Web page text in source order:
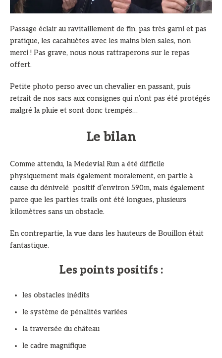
Passage éclair au ravitaillement de fin, pas très garni et pas
pratique, les cacahuètes avec les mains bien sales, non
merci ! Pas grave, nous nous rattraperons sur le repas
offert.
Petite photo perso avec un chevalier en passant, puis
retrait de nos sacs aux consignes qui n’ont pas été protégés
malgré la pluie et sont donc trempés…
Le bilan
Comme attendu, la Medevial Run a été difficile
physiquement mais également moralement, en partie à
cause du dénivelé positif d’environ 590m, mais également
parce que les parties trails ont été longues, plusieurs
kilomètres sans un obstacle.
En contrepartie, la vue dans les hauteurs de Bouillon était
fantastique.
Les points positifs :
les obstacles inédits
le système de pénalités variées
la traversée du château
le cadre magnifique